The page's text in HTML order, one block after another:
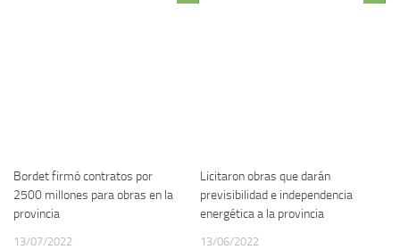
Bordet firmó contratos por
2500 millones para obras en la
provincia
13/07/2022
Licitaron obras que darán
previsibilidad e independencia
energética a la provincia
13/06/2022